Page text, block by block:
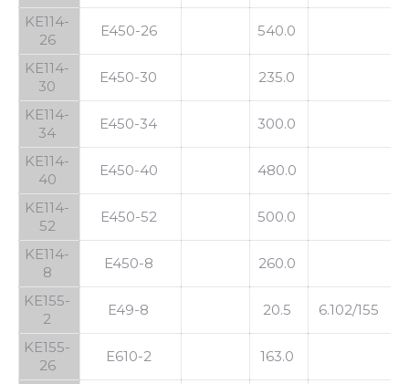
KE114-
26
E450-26 540.0
KE114-
30
E450-30 235.0
KE114-
34
E450-34 300.0
KE114-
40
E450-40 480.0
KE114-
52
E450-52 500.0
KE114-
8
E450-8 260.0
KE155-
2
E49-8 20.5 6.102/155
KE155-
26
E610-2 163.0